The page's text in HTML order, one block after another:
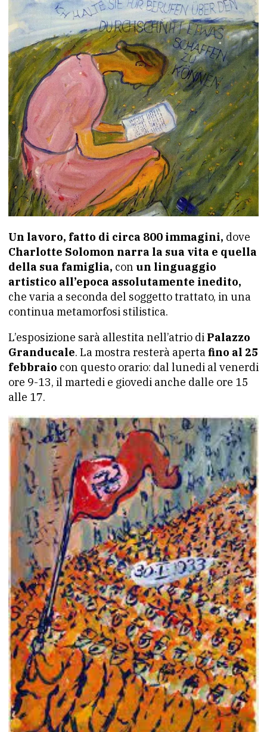
Un lavoro, fatto di circa 800 immagini, dove
Charlotte Solomon narra la sua vita e quella
della sua famiglia, con un linguaggio
artistico all’epoca assolutamente inedito,
che varia a seconda del soggetto trattato, in una
continua metamorfosi stilistica.
L’esposizione sarà allestita nell’atrio di Palazzo
Granducale. La mostra resterà apertafino al 25
febbraio con questo orario: dal lunedi al venerdi
ore 9-13, il martedi e giovedi anche dalle ore 15
alle 17.